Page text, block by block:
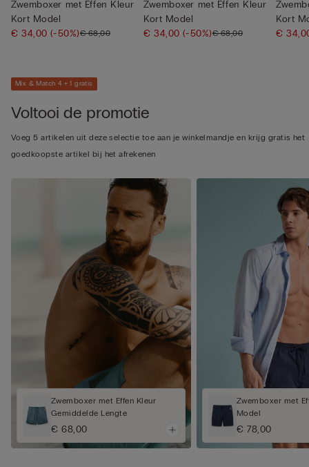
Zwemboxer met Effen Kleur
Kort Model
€ 34,00(-50%)€ 68,00
Zwemboxer met Effen Kleur
Kort Model
€ 34,00(-50%)€ 68,00
Kort
€
Mix & Match 4 + 1 gratis
Voltooi de promotie
Voeg 5 artikelen uit deze selectie toe aan je winkelmandje en krijg gratis het
goedkoopste artikel bij het afrekenen
Zwemboxer met Effen Kleur
Gemiddelde Lengte
€ 68,00
Zwemboxer met
Model
€ 78,00